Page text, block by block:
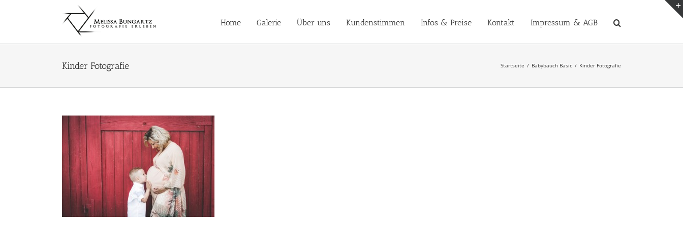
Home Galerie Über uns Kundenstimmen Infos & Preise Kontakt Impressum & AGB
Kinder Fotografie Startseite Babybauch Basic Kinder Fotografie